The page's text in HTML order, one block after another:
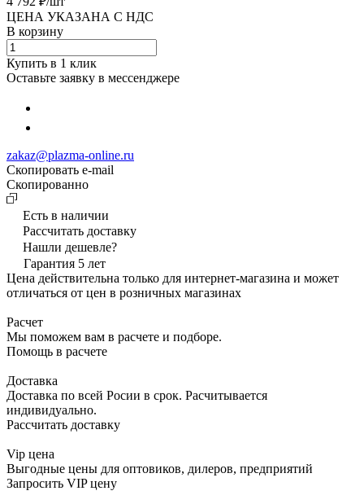
ЦЕНА УКАЗАНА С НДС
В корзину
Купить в 1 клик
Оставьте заявку в мессенджере
zakaz@plazma-online.ru
Скопировать e-mail
Cкопированно
Есть в наличии
Рассчитать доставку
Нашли дешевле?
Гарантия 5 лет
Цена действительна только для интернет-магазина и может
отличаться от цен в розничных магазинах
Расчет
Мы поможем вам в расчете и подборе.
Помощь в расчете
Доставка
Доставка по всей Росии в срок. Расчитывается
индивидуально.
Рассчитать доставку
Vip цена
Выгодные цены для оптовиков, дилеров, предприятий
Запросить VIP цену